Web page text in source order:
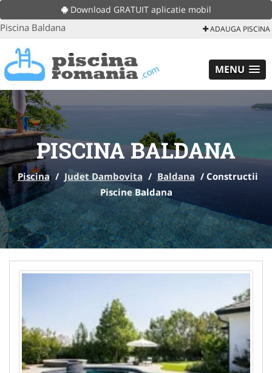
Download GRATUIT aplicatie mobil
Piscina Baldana ADAUGA PISCINA
MENU
PISCINA BALDANA
Piscina / Judet Dambovita / Baldana / Constructii
Piscine Baldana